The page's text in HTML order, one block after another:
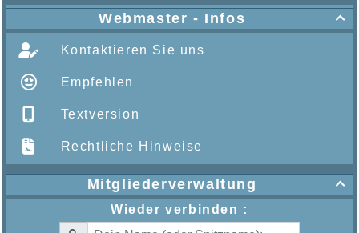

Webmaster - Infos
Kontaktieren Sie uns
Empfehlen
Textversion
Rechtliche Hinweise

Mitgliederverwaltung
Wieder verbinden :